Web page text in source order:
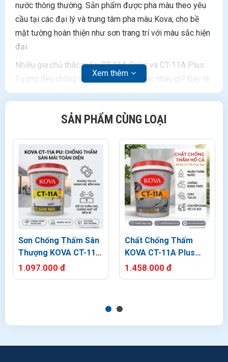
nước thông thường. Sản phẩm được pha màu theo yêu
cầu tại các đại lý và trung tâm pha màu Kova, cho bề
mặt tường hoàn thiện như sơn trang trí với màu sắc hiện
đại.
Nhiều gia chủ thắc mắc: CT-11A Color và CT-11A Plus
Tường đều chống thấm tường, vậy khác nhau gì? Đây là
câu hỏi quan trọng trước khi chọn mua:
CT-11A Color
CT-11A Plus
Xem thêm
SẢN PHẨM CÙNG LOẠI
Sơn Chống Thấm Sân
Thượng KOVA CT-11A
PU Sàn Mái 20kg
1.097.000 đ
Chất Chống Thấm
KOVA CT-11A Plus
Sàn Chuyên Dụng Hồ
Cá
1.458.000 đ